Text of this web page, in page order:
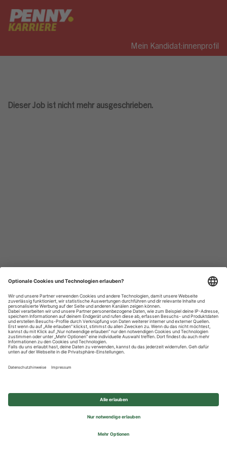
Mein Kandidat:innenprofil
Dieser Job ist nicht mehr ausgeschrieben.
Datenschutzhinweise
Impressum
Privatsphäre-Einstellungen
© 2026 REWE Group - All rights reserved